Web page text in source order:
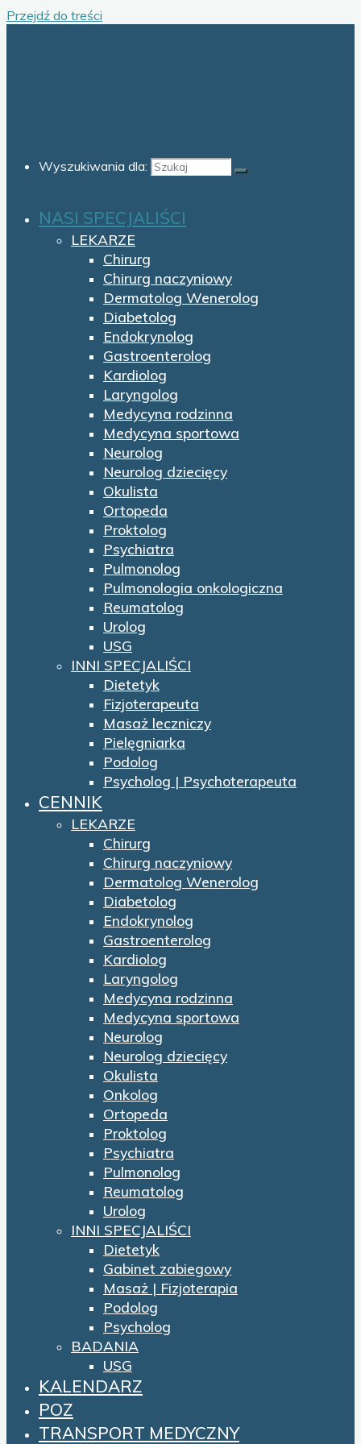
Przejdź do treści
Wyszukiwania dla:
NASI SPECJALIŚCI
LEKARZE
Chirurg
Chirurg naczyniowy
Dermatolog Wenerolog
Diabetolog
Endokrynolog
Gastroenterolog
Kardiolog
Laryngolog
Medycyna rodzinna
Medycyna sportowa
Neurolog
Neurolog dziecięcy
Okulista
Ortopeda
Proktolog
Psychiatra
Pulmonolog
Pulmonologia onkologiczna
Reumatolog
Urolog
USG
INNI SPECJALIŚCI
Dietetyk
Fizjoterapeuta
Masaż leczniczy
Pielęgniarka
Podolog
Psycholog | Psychoterapeuta
CENNIK
LEKARZE
Chirurg
Chirurg naczyniowy
Dermatolog Wenerolog
Diabetolog
Endokrynolog
Gastroenterolog
Kardiolog
Laryngolog
Medycyna rodzinna
Medycyna sportowa
Neurolog
Neurolog dziecięcy
Okulista
Onkolog
Ortopeda
Proktolog
Psychiatra
Pulmonolog
Reumatolog
Urolog
INNI SPECJALIŚCI
Dietetyk
Gabinet zabiegowy
Masaż | Fizjoterapia
Podolog
Psycholog
BADANIA
USG
KALENDARZ
POZ
TRANSPORT MEDYCZNY